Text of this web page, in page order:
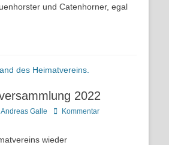
und Catenhorner, egal
2022
Andreas Galle
Kommentar
wieder